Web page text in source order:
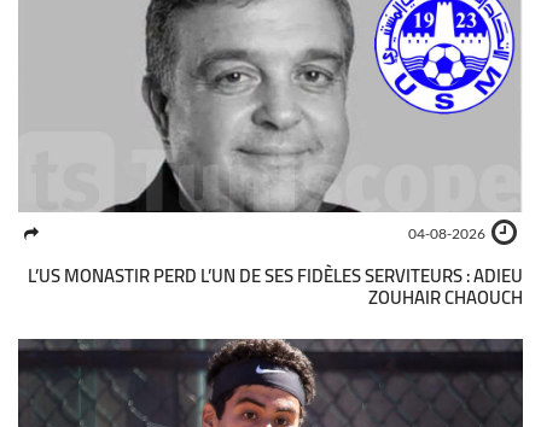
04-08-2026
L’US MONASTIR PERD L’UN DE SES FIDÈLES SERVITEURS : ADIEU
ZOUHAIR CHAOUCH